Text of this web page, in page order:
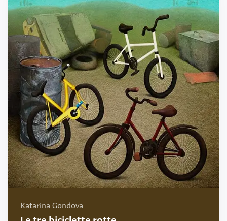
Katarina Gondova